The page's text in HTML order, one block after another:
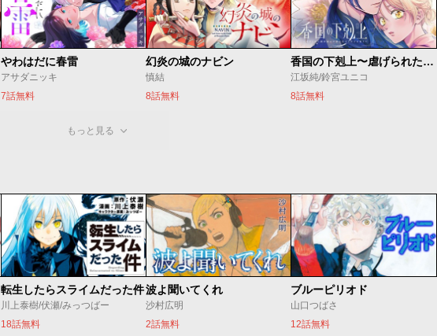
やわはだに春雷
アサダニッキ
7話無料
幻炎の城のナビン
慎結
8話無料
香国の下剋上〜虐げられた調香師は不遇の皇子と天下を狙う〜
江坂純/鈴宮ユニコ
8話無料
もっと見る
転生したらスライムだった件
川上泰樹/伏瀬/みっつばー
18話無料
波よ聞いてくれ
沙村広明
2話無料
ブルーピリオド
山口つばさ
12話無料